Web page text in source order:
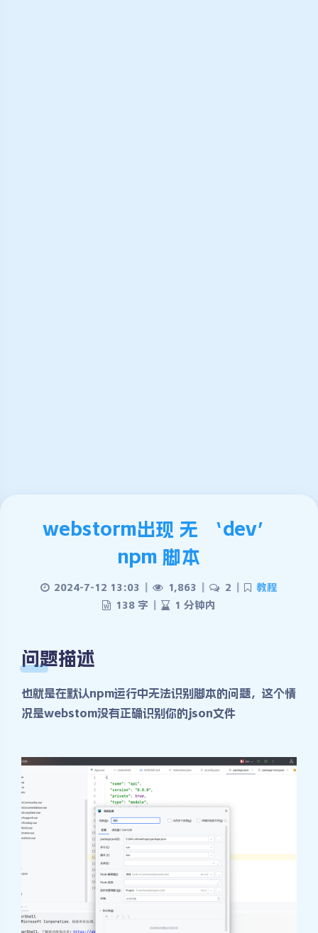
webstorm出现 无 ‘dev’
npm 脚本
2024-7-12 13:03 1,863 2
教程
138 字
1 分钟内
问题描述
也就是在默认npm运行中无法识别脚本的问题，这个情
况是webstom没有正确识别你的json文件